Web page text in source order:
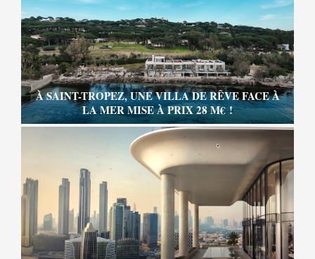
À SAINT-TROPEZ, UNE VILLA DE RÊVE FACE À
LA MER MISE À PRIX 28 M€ !